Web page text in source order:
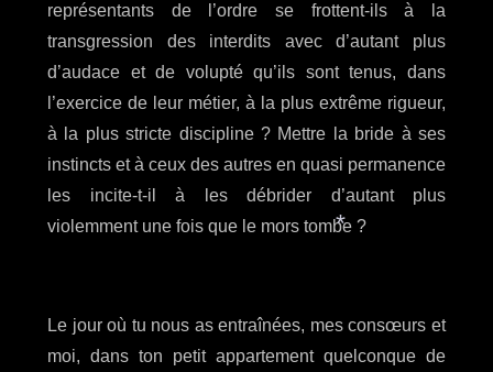
représentants de l’ordre se frottent-ils à la
transgression des interdits avec d’autant plus
d’audace et de volupté qu’ils sont tenus, dans
l’exercice de leur métier, à la plus extrême rigueur,
à la plus stricte discipline ? Mettre la bride à ses
instincts et à ceux des autres en quasi permanence
les incite-t-il à les débrider d’autant plus
violemment une fois que le mors tombe ?
Le jour où tu nous as entraînées, mes consœurs et
moi, dans ton petit appartement quelconque de